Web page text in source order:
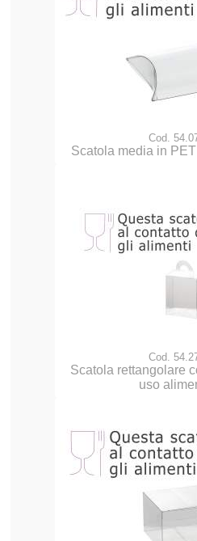
Cod.
Scatola media in
Cod.
Scatola rettangolare
uso